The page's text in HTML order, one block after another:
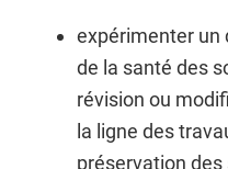
expérimenter un
de la santé des
révision ou
la ligne des
préservation des